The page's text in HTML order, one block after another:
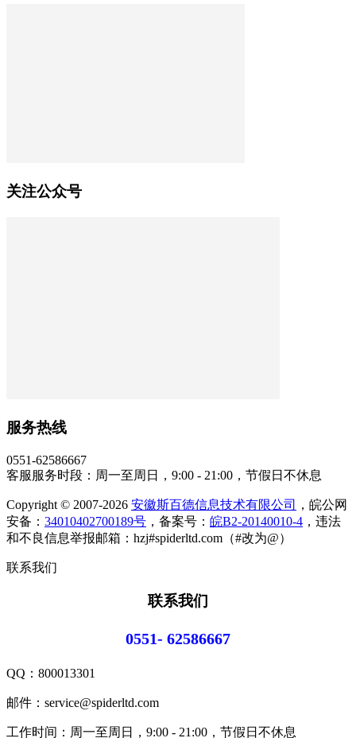
关注公众号
服务热线
0551-62586667
客服服务时段：周一至周日，9:00 - 21:00，节假日不休息
Copyright © 2007-2026 安徽斯百德信息技术有限公司
，皖公网
安备： 34010402700189号 ，备案号： 皖B2-20140010-4 ，违法
和不良信息举报邮箱：hzj#spiderltd.com（#改为@）
联系我们
联系我们
0551- 62586667
QQ： 800013301
邮件：service@spiderltd.com
工作时间：周一至周日，9:00 - 21:00，节假日不休息